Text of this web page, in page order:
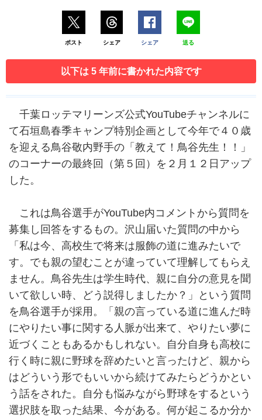
ポスト シェア シェア 送る
以下は 5 年前に書かれた内容です
千葉ロッテマリーンズ公式YouTubeチャンネルに
て石垣島春季キャンプ特別企画として今年で４０歳
を迎える鳥谷敬内野手の「教えて！鳥谷先生！！」
のコーナーの最終回（第５回）を２月１２日アップ
した。
これは鳥谷選手がYouTube内コメントから質問を
募集し回答をするもの。沢山届いた質問の中から
「私は今、高校生で将来は服飾の道に進みたいで
す。でも親の望むことが違っていて理解してもらえ
ません。鳥谷先生は学生時代、親に自分の意見を聞
いて欲しい時、どう説得しましたか？」という質問
を鳥谷選手が採用。「親の言っている道に進んだ時
にやりたい事に関する人脈が出来て、やりたい夢に
近づくこともあるかもしれない。自分自身も高校に
行く時に親に野球を辞めたいと言ったけど、親から
はどういう形でもいいから続けてみたらどうかとい
う話をされた。自分も悩みながら野球をするという
選択肢を取った結果、今がある。何が起こるか分か